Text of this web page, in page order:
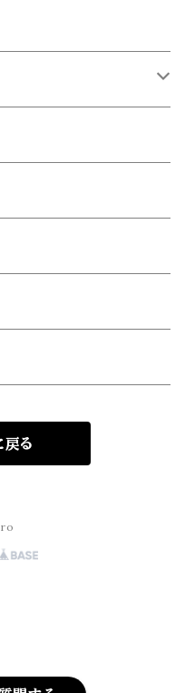
デザイン)
リー)
カ)
る